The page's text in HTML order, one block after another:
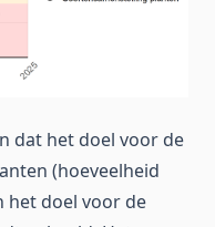
dat het doel voor de
(hoeveelheid
het doel voor de